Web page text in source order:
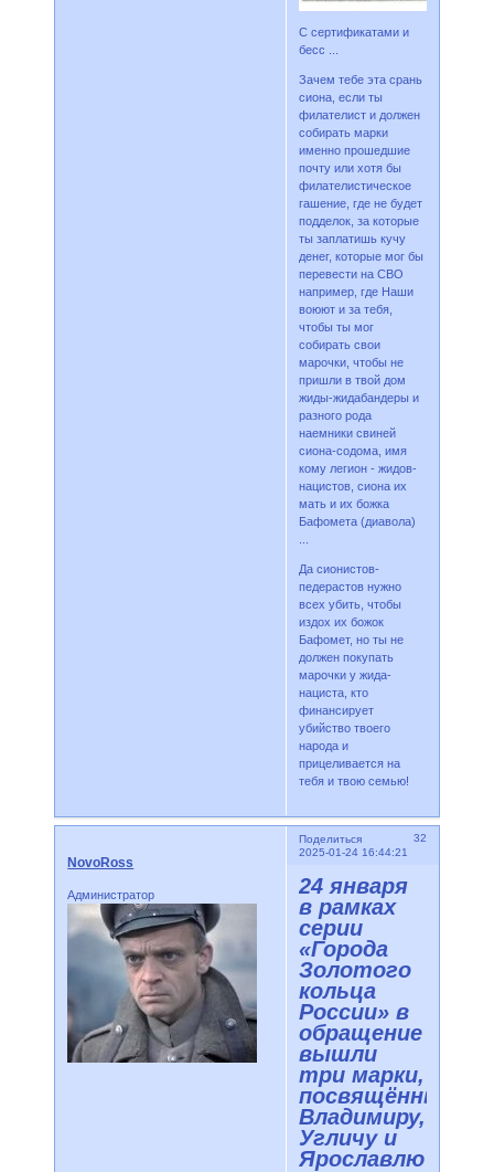
С сертификатами и
бесс ...
Зачем тебе эта срань
сиона, если ты
филателист и должен
собирать марки
именно прошедшие
почту или хотя бы
филателистическое
гашение, где не будет
подделок, за которые
ты заплатишь кучу
денег, которые мог бы
перевести на СВО
например, где Наши
воюют и за тебя,
чтобы ты мог
собирать свои
марочки, чтобы не
пришли в твой дом
жиды-жидабандеры и
разного рода
наемники свиней
сиона-содома, имя
кому легион - жидов-
нацистов, сиона их
мать и их божка
Бафомета (диавола)
Да сионистов-
педерастов нужно
всех убить, чтобы
издох их божок
Бафомет, но ты не
должен покупать
марочки у жида-
нациста, кто
финансирует
убийство твоего
народа и
прицеливается на
тебя и твою семью!
Поделиться
32
2025-01-24 16:44:21
NovoRoss
Администратор
24 января
в рамках
серии
«Города
Золотого
кольца
России» в
обращение
вышли
три марки,
посвящённые
Владимиру,
Угличу и
Ярославлю